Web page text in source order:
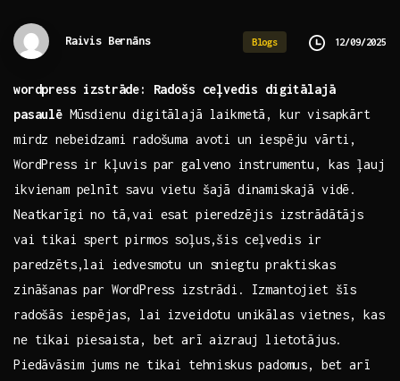
Raivis Bernāns Blogs 12/09/2025
wordpress izstrāde: ⁣Radošs ceļvedis digitālajā⁢
pasaulēMūsdienu digitālajā laikmetā, kur visapkārt
mirdz nebeidzami radošuma avoti un iespēju vārti,
WordPress ir kļuvis par ​galveno instrumentu, kas ļauj
ikvienam pelnīt savu vietu šajā dinamiskajā vidē. ​
Neatkarīgi no ‍tā,vai esat‍ pieredzējis izstrādātājs
vai tikai spert pirmos soļus,šis ceļvedis ir
paredzēts,lai iedvesmotu un sniegtu praktiskas
zināšanas par WordPress izstrādi. Izmantojiet šīs
radošās iespējas, ‌lai izveidotu unikālas ⁣vietnes, kas
‌ne tikai piesaista, bet arī⁣ aizrauj‌ lietotājus.‌
Piedāvāsim jums ne⁤ tikai tehniskus padomus, bet⁢ arī